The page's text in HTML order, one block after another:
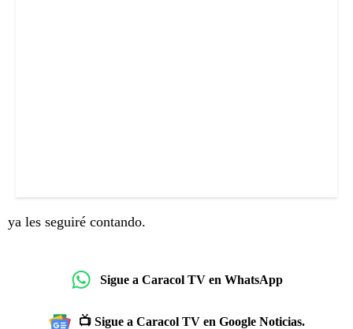
ya les seguiré contando.
Sigue a Caracol TV en WhatsApp
📺 Sigue a Caracol TV en Google Noticias.